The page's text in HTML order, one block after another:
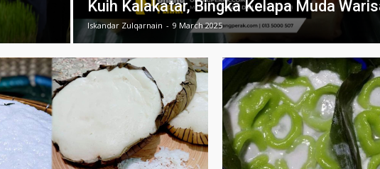
Kuih Kalakatar, Bingka Kelapa Muda
Iskandar Zulqarnain - 9 March 2025